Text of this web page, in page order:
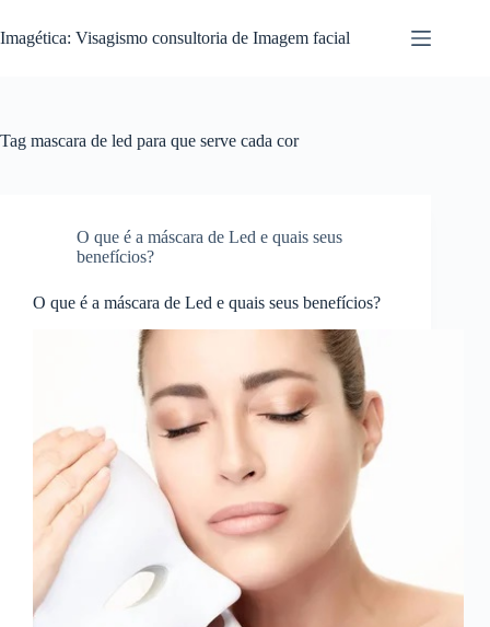
para
o
Imagética: Visagismo consultoria de Imagem facial
Tag mascara de led para que serve cada cor
O que é a máscara de Led e quais seus
benefícios?
O que é a máscara de Led e quais seus benefícios?